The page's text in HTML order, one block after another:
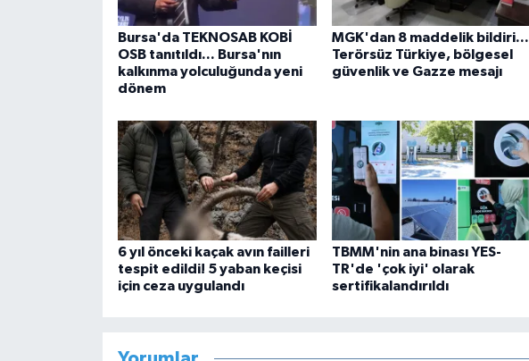
Bursa'da TEKNOSAB KOBİ
OSB tanıtıldı... Bursa'nın
kalkınma yolculuğunda yeni
dönem
MGK'dan 8 maddelik bildiri...
Terörsüz Türkiye, bölgesel
güvenlik ve Gazze mesajı
6 yıl önceki kaçak avın failleri
tespit edildi! 5 yaban keçisi
için ceza uygulandı
TBMM'nin ana binası YES-
TR'de 'çok iyi' olarak
sertifikalandırıldı